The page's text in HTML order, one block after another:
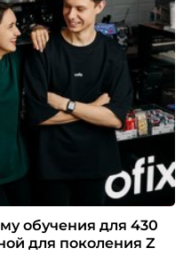
команды. Так и
в платформу
обучения для 430
для поколения Z